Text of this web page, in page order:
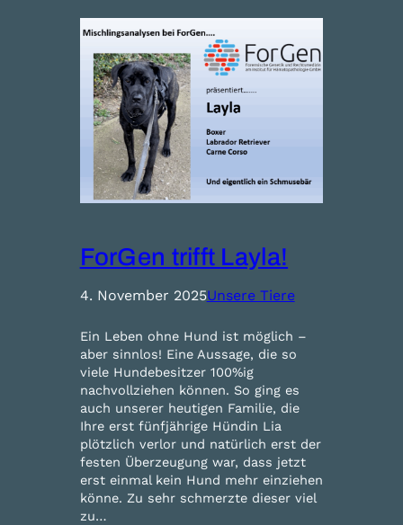
ForGen trifft Layla!
4. November 2025Unsere Tiere
Ein Leben ohne Hund ist möglich –
aber sinnlos! Eine Aussage, die so
viele Hundebesitzer 100%ig
nachvollziehen können. So ging es
auch unserer heutigen Familie, die
Ihre erst fünfjährige Hündin Lia
plötzlich verlor und natürlich erst der
festen Überzeugung war, dass jetzt
erst einmal kein Hund mehr einziehen
könne. Zu sehr schmerzte dieser viel
zu…